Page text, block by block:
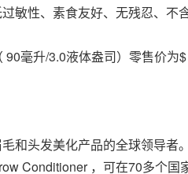
敏性、素食友好、无残忍、不
毫升/3.0液体盎司）零售价
和头发美化产品的全球领导
Conditioner ，可在70多个